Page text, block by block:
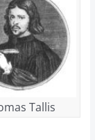
Tallis